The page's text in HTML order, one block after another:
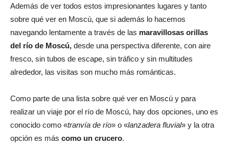
Además de ver todos estos impresionantes lugares y tanto
sobre qué ver en Moscú, que si además lo hacemos
navegando lentamente a través de las maravillosas orillas
del río de Moscú, desde una perspectiva diferente, con aire
fresco, sin tubos de escape, sin tráfico y sin multitudes
alrededor, las visitas son mucho más románticas.
Como parte de una lista sobre qué ver en Moscú y para
realizar un viaje por el río de Moscú, hay dos opciones, uno es
conocido como «tranvía de río» o «lanzadera fluvial» y la otra
opción es más como un crucero.